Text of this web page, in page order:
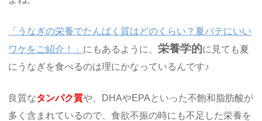
「うなぎの栄養でたんぱく質はどのくらい？夏バテにいい
ワケをご紹介！」 にもあるように、栄養学的に見ても夏
にうなぎを食べるのは理にかなっているんです♪
良質なタンパク質や、DHAやEPAといった不飽和脂肪酸が
多く含まれているので、食欲不振の時にも不足した栄養を